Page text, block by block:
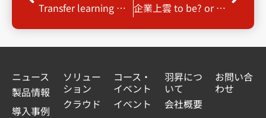
Transfer learning 初體驗
企業上雲 to be? or not to be?
ニュース
製品情報
導入事例
ソリュー
ション
クラウド
コース・
イベント
イベント
羽昇につ
いて
会社概要
お問い合
わせ